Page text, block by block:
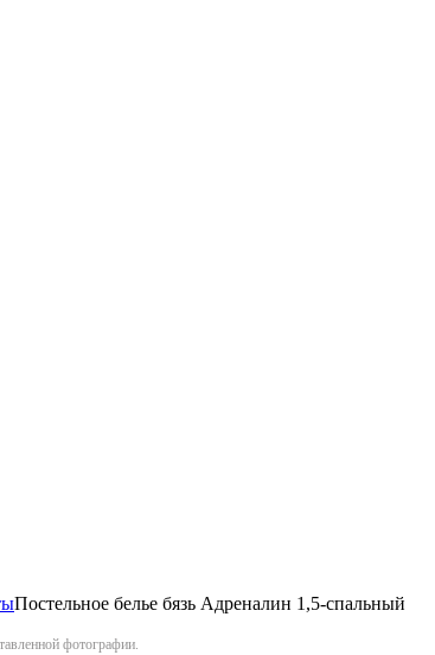
Постельное белье бязь Адреналин 1,5-спальный
фотографии.